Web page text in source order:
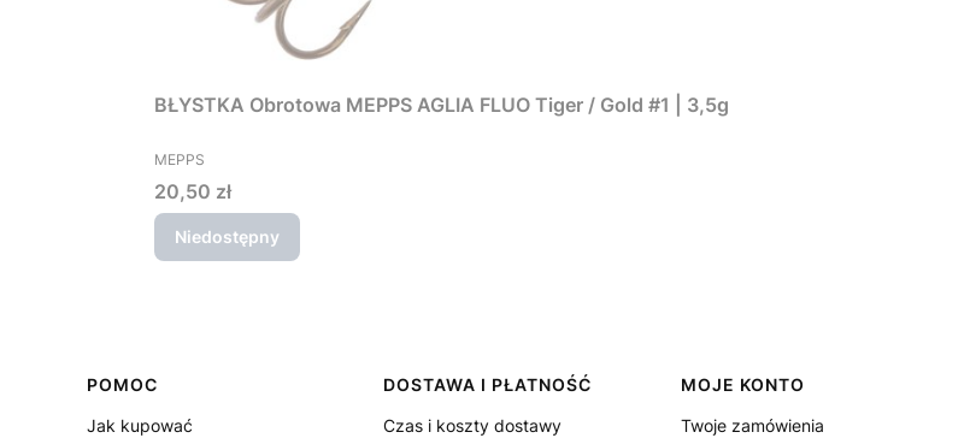
BŁYSTKA Obrotowa MEPPS AGLIA FLUO Tiger / Gold #1 | 3,5g
PRODUCENT
MEPPS
Cena
20,50 zł
Niedostępny
Linki w stopce
POMOC
Jak kupować
DOSTAWA I PŁATNOŚĆ
Czas i koszty dostawy
MOJE KONTO
Twoje zamówienia